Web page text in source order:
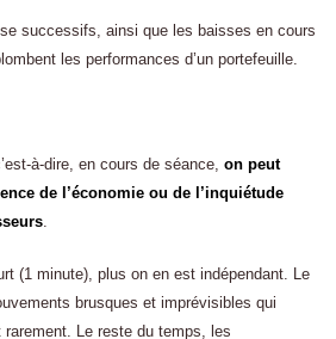
successifs, ainsi que les baisses en cours
les performances d’un portefeuille.
à-dire, en cours de séance, on peut
de l’économie ou de l’inquiétude
.
(1 minute), plus on en est indépendant. Le
brusques et imprévisibles qui
Le reste du temps, les